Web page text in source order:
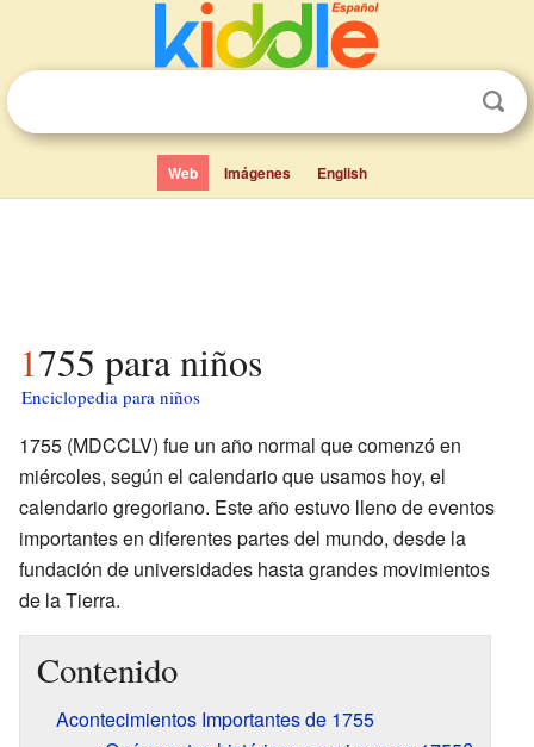
Web Imágenes English
1755 para niños
Enciclopedia para niños
1755 (MDCCLV) fue un año normal que comenzó en
miércoles, según el calendario que usamos hoy, el
calendario gregoriano. Este año estuvo lleno de eventos
importantes en diferentes partes del mundo, desde la
fundación de universidades hasta grandes movimientos
de la Tierra.
Contenido
Acontecimientos Importantes de 1755